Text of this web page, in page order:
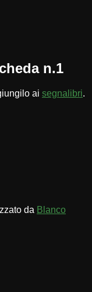
n.1
ai segnalibri.
da Blanco